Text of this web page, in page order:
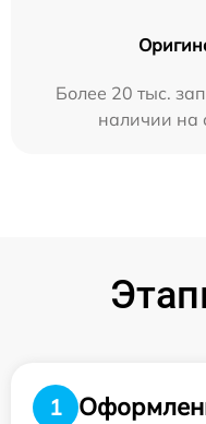
Более 20 тыс.
наличии на
1